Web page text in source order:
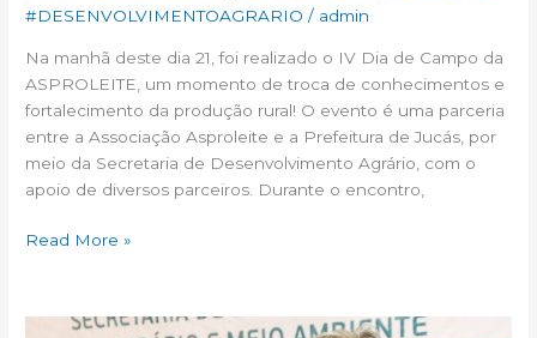
#DESENVOLVIMENTOAGRARIO / admin
Na manhã deste dia 21, foi realizado o IV Dia de Campo da
ASPROLEITE, um momento de troca de conhecimentos e
fortalecimento da produção rural! O evento é uma parceria
entre a Associação Asproleite e a Prefeitura de Jucás, por
meio da Secretaria de Desenvolvimento Agrário, com o
apoio de diversos parceiros. Durante o encontro,
Read More »